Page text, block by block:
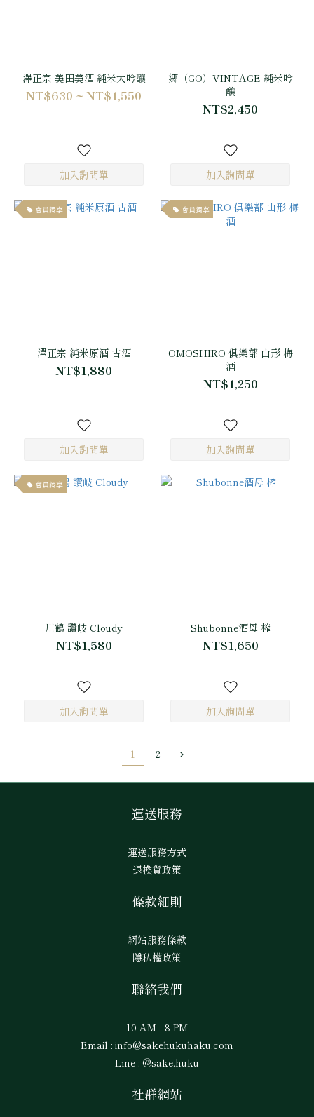
澤正宗 美田美酒 純米大吟釀
NT$630 ~ NT$1,550
郷（GO）VINTAGE 純米吟
釀
NT$2,450
會員獨享
澤正宗 純米原酒 古酒
NT$1,880
會員獨享
OMOSHIRO 俱樂部 山形 梅
酒
NT$1,250
會員獨享
川鶴 讚岐 Cloudy
NT$1,580
Shubonne酒母 榨
NT$1,650
1 2
運送服務
運送服務方式
退換貨政策
條款細則
網站服務條款
隱私權政策
聯絡我們
10 AM - 8 PM
Email : info@sakehukuhaku.com
Line : @sake.huku
社群網站